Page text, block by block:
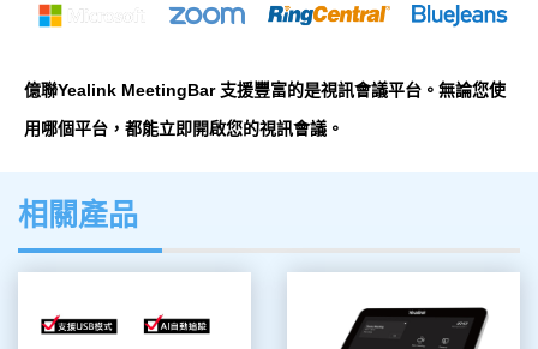
億聯Yealink MeetingBar 支援豐富的是視訊會議平台。無論您使
用哪個平台，都能立即開啟您的視訊會議。
相關產品